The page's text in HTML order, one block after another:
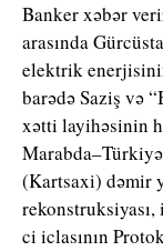
Banker xəbər
arasında
elektrik
barədə Saziş və
xətti layihəsinin
(Kartsaxi) dəmir
rekonstruksiyası,
ci iclasının